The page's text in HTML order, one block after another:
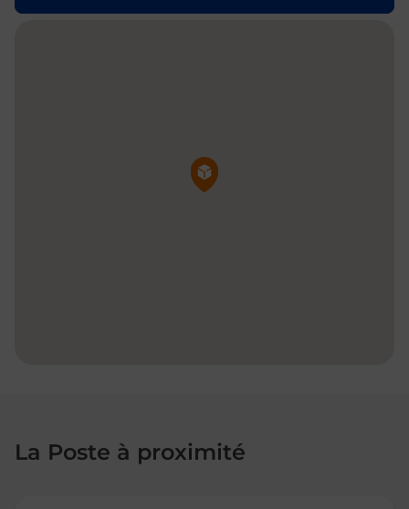
Pin de la carte
La Poste à proximité